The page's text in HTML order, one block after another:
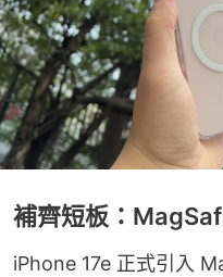
補齊短板：
iPhone 17e 正式引入